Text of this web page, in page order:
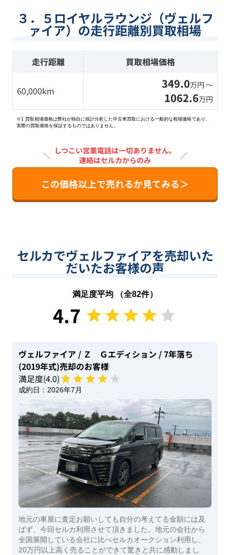
３．５ロイヤルラウンジ（ヴェルフ
ァイア）の走行距離別買取相場
走行距離 買取相場価格
60,000km 349.0万円 〜
1062.6万円
※1 買取相場価格は弊社が独自に統計分析した中古車買取における一般的な相場価格であり、
実際の買取価格を保証するものではありません。
＼ しつこい営業電話は一切ありません。
連絡はセルカからのみ
／
この価格以上で売れるか見てみる＞
セルカでヴェルファイアを売却いた
だいたお客様の声
満足度平均 （全82件）
4.7
ヴェルファイア / Ｚ Ｇエディション / 7年落ち
(2019年式)売却のお客様
満足度(4.0)
成約日： 2026年7月
地元の車屋に査定お願いしても自分の考えてる金額には及
ばず、今回セルカ利用させて頂きました。地元の会社から
全国展開している会社に比べセルカオークション利用し、
20万円以上高く売ることができて驚きと共に感動しまし